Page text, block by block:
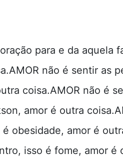
para e da aquela
não é sentir as
coisa.AMOR não é
amor é outra
obesidade, amor é
isso é fome, amor é